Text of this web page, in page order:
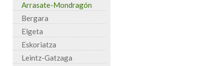
Arrasate-Mondragón
Bergara
Elgeta
Eskoriatza
Leintz-Gatzaga